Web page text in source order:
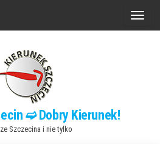
P
➫ Dobry Kierunek!
Szczecina i nie tylko